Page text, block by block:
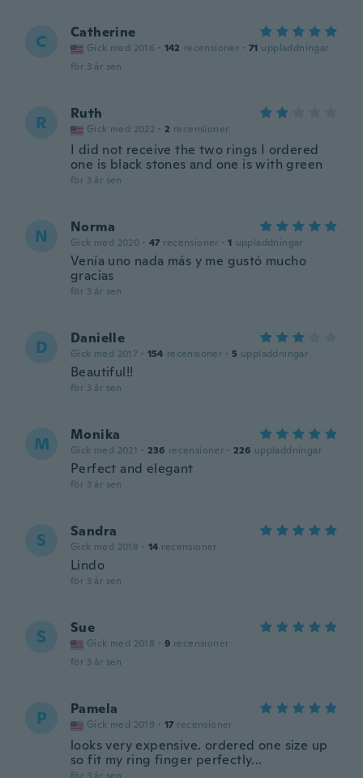
C Catherine
Gick med 2016 · 142 recensioner · 71 uppladdningar
för 3 år sen
R Ruth
Gick med 2022 · 2 recensioner
I did not receive the two rings I ordered
one is black stones and one is with green
för 3 år sen
N Norma
Gick med 2020 · 47 recensioner · 1 uppladdningar
Venía uno nada más y me gustó mucho
gracias
för 3 år sen
D Danielle
Gick med 2017 · 154 recensioner · 5 uppladdningar
Beautiful!!
för 3 år sen
M Monika
Gick med 2021 · 236 recensioner · 226 uppladdningar
Perfect and elegant
för 3 år sen
S Sandra
Gick med 2018 · 14 recensioner
Lindo
för 3 år sen
S Sue
Gick med 2018 · 9 recensioner
för 3 år sen
P Pamela
Gick med 2019 · 17 recensioner
looks very expensive. ordered one size up
so fit my ring finger perfectly...